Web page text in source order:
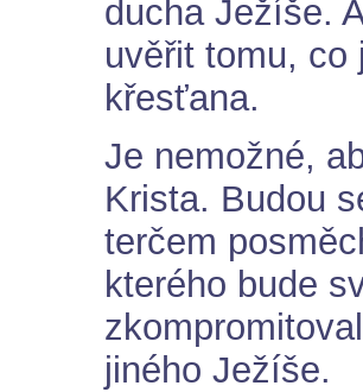
ducha Ježíše.
uvěřit tomu, co
křesťana.
Je nemožné,
Krista. Budou
terčem
kterého bude
jiného Ježíše.